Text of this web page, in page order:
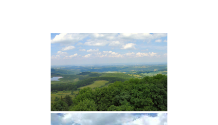
Publikationen
Impressionen
Termine
Newsletter